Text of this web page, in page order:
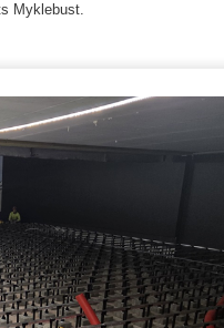
Myklebust.